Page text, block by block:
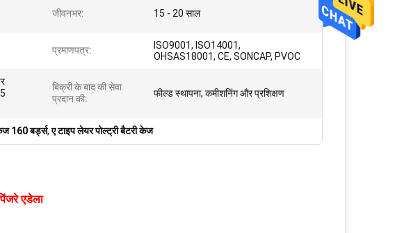
जीवनभर: 15 - 20 साल
प्रमाणपत्र:
ISO9001, ISO14001,
OHSAS18001, CE, SONCAP, PVOC
बिक्री के बाद की सेवा
प्रदान की:
फील्ड स्थापना, कमीशनिंग और प्रशिक्षण
160 बर्ड्स,ए टाइप लेयर पोल्ट्री बैटरी केज
एडेला